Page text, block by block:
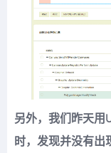
另外，我们昨天用
时，发现并没有出